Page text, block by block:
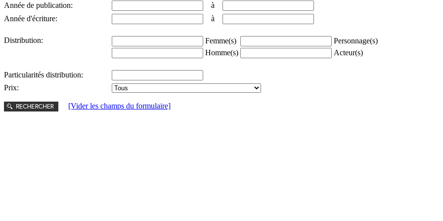
Année de publication:
à
Année d'écriture:
à
Distribution: Femme(s)
Personnage(s)
Homme(s)
Acteur(s)
Particularités distribution:
Prix:
[Vider les champs du formulaire]